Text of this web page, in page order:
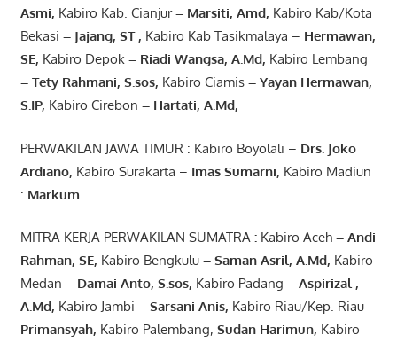
Asmi, Kabiro Kab. Cianjur– Marsiti, Amd, Kabiro Kab/Kota
Bekasi – Jajang, ST , Kabiro Kab Tasikmalaya – Hermawan,
SE, Kabiro Depok– Riadi Wangsa, A.Md, Kabiro Lembang
– Tety Rahmani, S.sos, Kabiro Ciamis– Yayan Hermawan,
S.IP, Kabiro Cirebon – Hartati, A.Md,
PERWAKILAN JAWA TIMUR : Kabiro Boyolali – Drs. Joko
Ardiano, Kabiro Surakarta – Imas Sumarni, Kabiro Madiun
: Markum
MITRA KERJA PERWAKILAN SUMATRA :Kabiro Aceh– Andi
Rahman, SE, Kabiro Bengkulu– Saman Asril, A.Md, Kabiro
Medan – Damai Anto, S.sos, Kabiro Padang – Aspirizal ,
A.Md, Kabiro Jambi – Sarsani Anis, Kabiro Riau/Kep. Riau–
Primansyah, Kabiro Palembang, Sudan Harimun, Kabiro